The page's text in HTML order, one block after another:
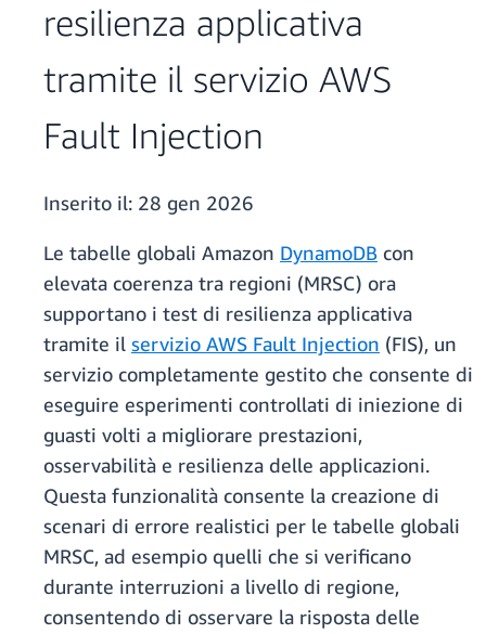
resilienza applicativa
tramite il servizio AWS
Fault Injection
Inserito il: 28 gen 2026
Le tabelle globali Amazon DynamoDB con
elevata coerenza tra regioni (MRSC) ora
supportano i test di resilienza applicativa
tramite il servizio AWS Fault Injection (FIS), un
servizio completamente gestito che consente di
eseguire esperimenti controllati di iniezione di
guasti volti a migliorare prestazioni,
osservabilità e resilienza delle applicazioni.
Questa funzionalità consente la creazione di
scenari di errore realistici per le tabelle globali
MRSC, ad esempio quelli che si verificano
durante interruzioni a livello di regione,
consentendo di osservare la risposta delle